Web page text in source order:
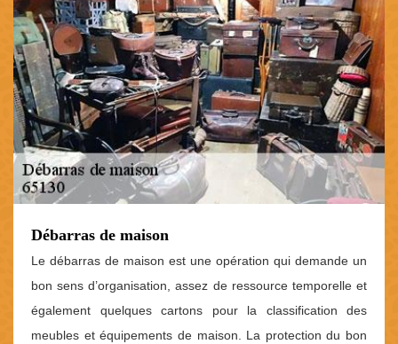
Débarras de maison
Le débarras de maison est une opération qui demande un
bon sens d’organisation, assez de ressource temporelle et
également quelques cartons pour la classification des
meubles et équipements de maison. La protection du bon